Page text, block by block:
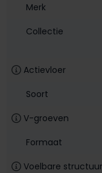
Merk
Collectie
Actievloer
Soort
V-groeven
Formaat
Voelbare structuur